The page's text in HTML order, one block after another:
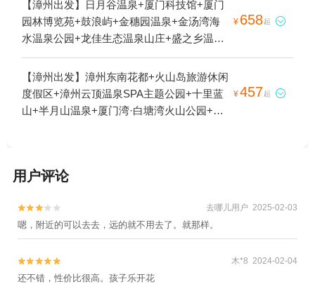
【漳州出发】日月谷温泉+厦门科技馆+厦门
园林博览苑+鼓浪屿+金穗园温泉+金汤湾海
水温泉公园+龙佳生态温泉山庄+盛之乡温泉
渡假村+鹭江夜游+椰风寨+厦门方特梦幻王
国+帷幕开啦红地毯蜡像艺术馆+十里蓝山
+天子温泉+灵玲国际马戏城+半月山温泉+贝
壳梦幻世界+福州3D错觉艺术馆+志闽户外运
+厦门方特旅游度假区+巧克力王国+福州欧
海滨温泉+美季温泉+泉州欧乐堡水上世界
+泉州欧乐堡海洋王国乐园+厦门灵玲动物王
国+椰风寨海洋科普乐园+鼓浪屿当代艺术中
心KCCA+建发山外山温泉公园+橘若·西街(综
合创意空间店)+泉州7FUN天台复合空间木偶
¥ 658起 
【漳州出发】漳州东南花都+火山岛旅游休闲
度假区+漳州云顶温泉SPA主题公园+十里蓝
山+半月山温泉+厦门湾·白塘湾火山公园+角
¥457起 
用户评论

 去哪儿用户 2025-02-03
嗯，附近的可以去去，远的就不用去了。就那样。

 木*8 2024-02-04
还不错，性价比很高。孩子乐开花